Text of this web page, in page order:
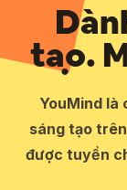
tạo.
YouMind là
sáng tạo
được tuyển